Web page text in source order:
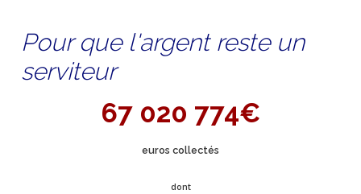
Pour que l'argent reste un
serviteur
67 020 774€
euros collectés
dont